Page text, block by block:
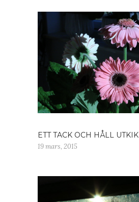
ETT TACK OCH HÅLL UTKIK
19 mars, 2015